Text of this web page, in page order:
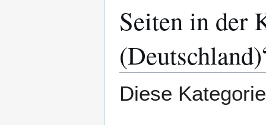
Seiten in der
Diese